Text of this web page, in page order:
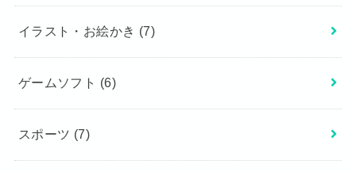
イラスト・お絵かき (7)
ゲームソフト (6)
スポーツ (7)